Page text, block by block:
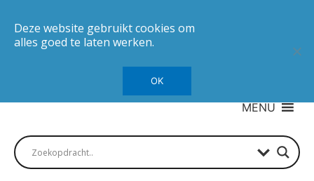
MENU
Deze website gebruikt cookies om
alles goed te laten werken.
OK